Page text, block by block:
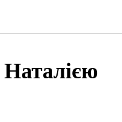
Наталією